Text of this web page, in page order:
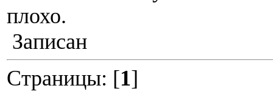
плохо.
Записан
Страницы: [1]